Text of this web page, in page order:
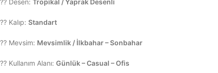
?? Desen: Tropikal / Yaprak Desenli
?? Kalıp: Standart
?? Mevsim: Mevsimlik / İlkbahar – Sonbahar
?? Kullanım Alanı: Günlük – Casual – Ofis